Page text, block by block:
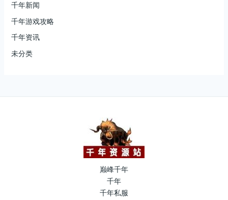
千年新闻
千年游戏攻略
千年资讯
未分类
巅峰千年
千年
千年私服